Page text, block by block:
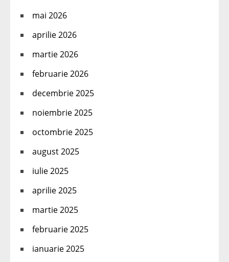
mai 2026
aprilie 2026
martie 2026
februarie 2026
decembrie 2025
noiembrie 2025
octombrie 2025
august 2025
iulie 2025
aprilie 2025
martie 2025
februarie 2025
ianuarie 2025